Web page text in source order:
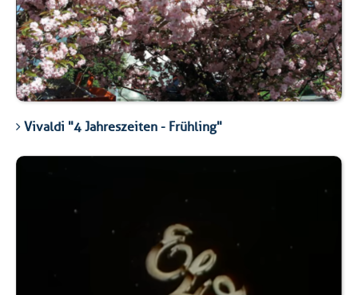
Vivaldi "4 Jahreszeiten - Frühling"